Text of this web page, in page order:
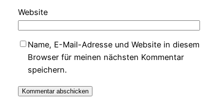
Website
Name, E-Mail-Adresse und Website in diesem
Browser für meinen nächsten Kommentar
speichern.